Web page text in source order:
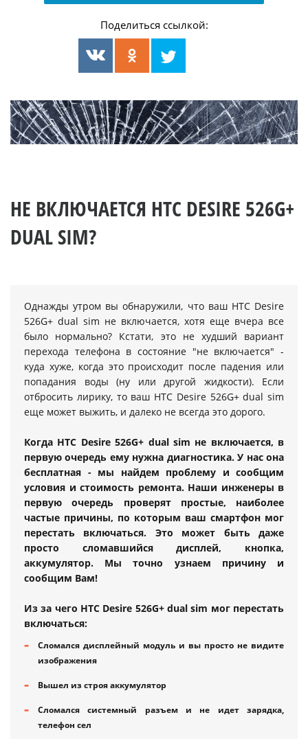
Поделиться ссылкой:
НЕ ВКЛЮЧАЕТСЯ HTC DESIRE 526G+
DUAL SIM?
Однажды утром вы обнаружили, что ваш HTC Desire
526G+ dual sim не включается, хотя еще вчера все
было нормально? Кстати, это не худший вариант
перехода телефона в состояние "не включается" -
куда хуже, когда это происходит после падения или
попадания воды (ну или другой жидкости). Если
отбросить лирику, то ваш HTC Desire 526G+ dual sim
еще может выжить, и далеко не всегда это дорого.
Когда HTC Desire 526G+ dual sim не включается, в
первую очередь ему нужна диагностика. У нас она
бесплатная - мы найдем проблему и сообщим
условия и стоимость ремонта. Наши инженеры в
первую очередь проверят простые, наиболее
частые причины, по которым ваш смартфон мог
перестать включаться. Это может быть даже
просто сломавшийся дисплей, кнопка,
аккумулятор. Мы точно узнаем причину и
сообщим Вам!
Из за чего HTC Desire 526G+ dual sim мог перестать
включаться:
Сломался дисплейный модуль и вы просто не видите
изображения
Вышел из строя аккумулятор
Сломался системный разъем и не идет зарядка,
телефон сел